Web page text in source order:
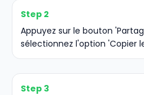
Step 2
Appuyez sur le bouton
sélectionnez l'option 'Copier
Step 3